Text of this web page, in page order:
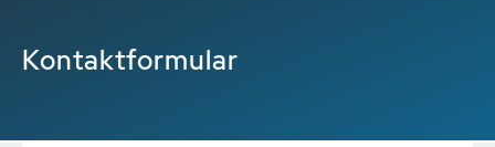
Kontaktformular